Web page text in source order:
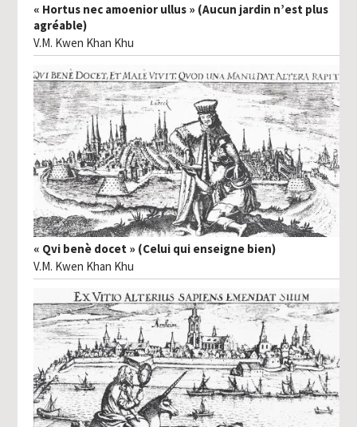
« Hortus nec amoenior ullus » (Aucun jardin n’est plus
agréable)
V.M. Kwen Khan Khu
« Qvi benè docet » (Celui qui enseigne bien)
V.M. Kwen Khan Khu